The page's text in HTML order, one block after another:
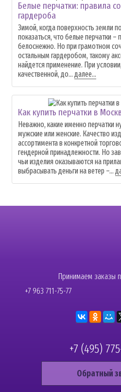
Белые перчатки: правила
гардероба
Зимой, когда поверхность земли
показаться, что белые перчатки –
белоснежно. Но при грамотном
остальным гардеробом, такому
найдется применение. При
качественной, до... далее...
Как купить перчатки в
Неважно, какие именно перчатки
мужские или женские. Качество
ассортимента в конкретной
гендерной принадлежности. Но
чьи изделия оказываются на
выбрасывать деньги на ветер –...
Принимаем заказы
+7 963 711-75-77
+7 (495)
Обратный